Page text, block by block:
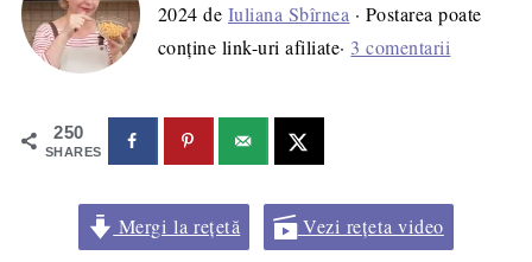
2024 de Iuliana Sbîrnea · Postarea poate
conține link-uri afiliate· 3 comentarii
250
SHARES
Mergi la rețetă Vezi rețeta video